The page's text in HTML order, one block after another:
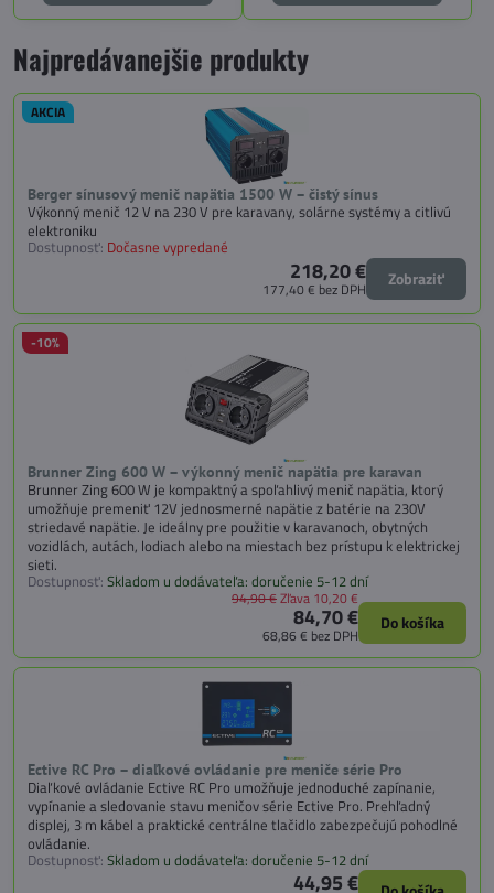
Najpredávanejšie produkty
Berger sínusový menič napätia 1500 W – čistý sínus
AKCIA
Výkonný menič 12 V na 230 V pre karavany, solárne systémy a citlivú
elektroniku
Dostupnosť: Dočasne vypredané
218,20 €
177,40 € bez DPH Zobraziť
Brunner Zing 600 W – výkonný menič napätia pre karavan
-10%
Brunner Zing 600 W je kompaktný a spoľahlivý menič napätia, ktorý
umožňuje premeniť 12V jednosmerné napätie z batérie na 230V
striedavé napätie. Je ideálny pre použitie v karavanoch, obytných
vozidlách, autách, lodiach alebo na miestach bez prístupu k elektrickej
sieti.
Dostupnosť: Skladom u dodávateľa: doručenie 5-12 dní
84,70 €
68,86 € bez DPH
94,90 €Zľava 10,20 €
Do košíka
Ective RC Pro – diaľkové ovládanie pre meniče série Pro
Diaľkové ovládanie Ective RC Pro umožňuje jednoduché zapínanie,
vypínanie a sledovanie stavu meničov série Ective Pro. Prehľadný
displej, 3 m kábel a praktické centrálne tlačidlo zabezpečujú pohodlné
ovládanie.
Dostupnosť: Skladom u dodávateľa: doručenie 5-12 dní
44,95 €